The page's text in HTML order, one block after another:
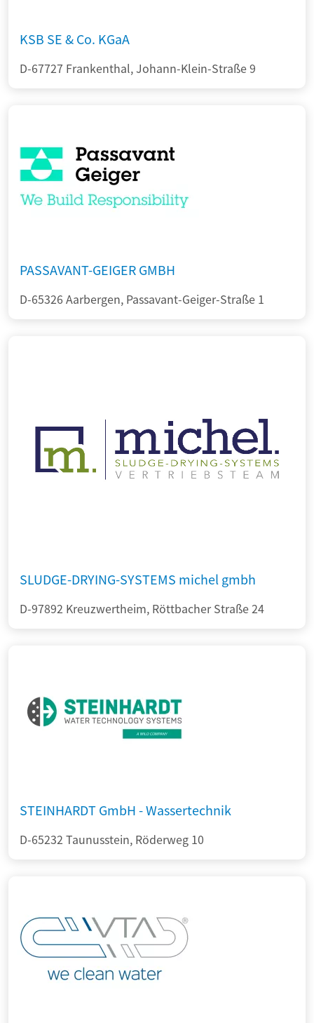
KSB SE & Co. KGaA
D-67727 Frankenthal, Johann-Klein-Straße 9
PASSAVANT-GEIGER GMBH
D-65326 Aarbergen, Passavant-Geiger-Straße 1
SLUDGE-DRYING-SYSTEMS michel gmbh
D-97892 Kreuzwertheim, Röttbacher Straße 24
STEINHARDT GmbH - Wassertechnik
D-65232 Taunusstein, Röderweg 10